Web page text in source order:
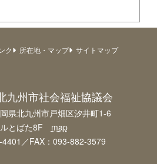
ク 所在地・マップ
サイトマップ
九州市社会福祉協議会
県北九州市戸畑区汐井町1-6
とばた8F map
／FAX：093-882-3579